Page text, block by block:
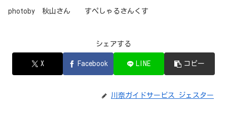
photoby 秋山さん すぺしゃるさんくす
シェアする
X Facebook LINE コピー
川奈ガイドサービス ジェスター